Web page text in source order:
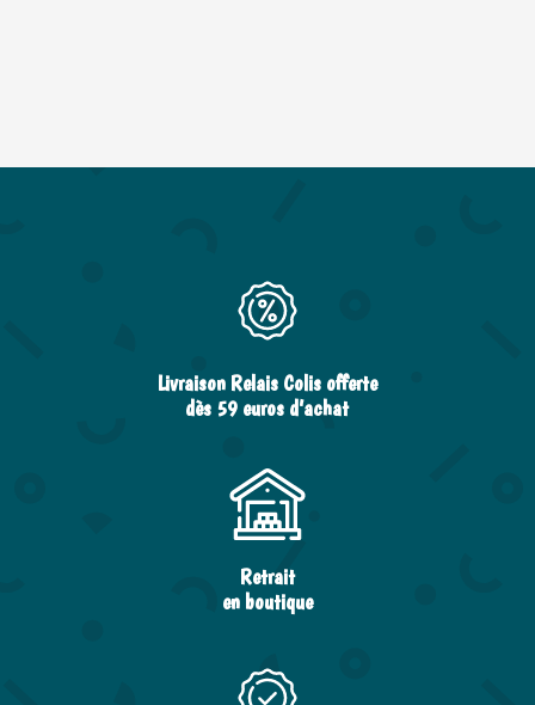
Livraison Relais Colis offerte
dès 59 euros d’achat
Retrait
en boutique